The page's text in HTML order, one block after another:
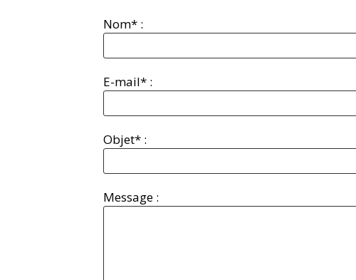
Nom* :
E-mail* :
Objet* :
Message :